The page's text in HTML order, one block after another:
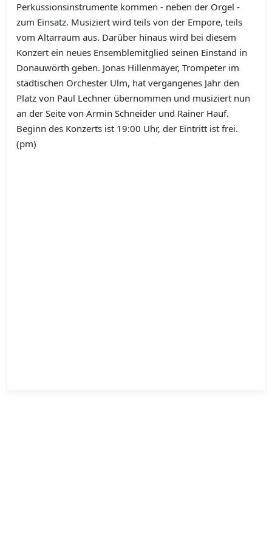
Perkussionsinstrumente kommen - neben der Orgel -
zum Einsatz. Musiziert wird teils von der Empore, teils
vom Altarraum aus. Darüber hinaus wird bei diesem
Konzert ein neues Ensemblemitglied seinen Einstand in
Donauwörth geben. Jonas Hillenmayer, Trompeter im
städtischen Orchester Ulm, hat vergangenes Jahr den
Platz von Paul Lechner übernommen und musiziert nun
an der Seite von Armin Schneider und Rainer Hauf.
Beginn des Konzerts ist 19:00 Uhr, der Eintritt ist frei.
(pm)